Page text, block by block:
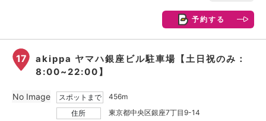
予約する
17
akippa ヤマハ銀座ビル駐車場【土日祝のみ：
8:00~22:00】
スポットまで
456m
住所
東京都中央区銀座7丁目9-14
No Image